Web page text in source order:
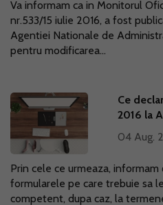
Va informam ca in Monitorul
nr.533/15 iulie 2016, a fost
Agentiei Nationale de
pentru modificarea...
Ce
2016 la
04 Aug.
Prin cele ce urmeaza,
formularele pe care trebuie sa
competent, dupa caz, la